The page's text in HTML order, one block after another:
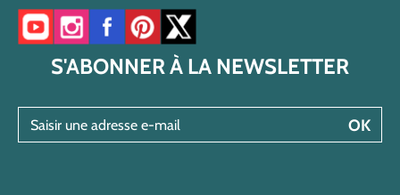
Accéder à notre chaîne YouTube
Accéder à notre compte Instagram
Accéder à notre page Facebook
Accéder à notre compte Pinterest
Accéder à notre compte Twitter/X
S'ABONNER À LA NEWSLETTER
OK